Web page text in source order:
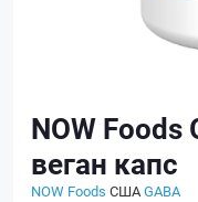
NOW Foods
веган капс
NOW Foods СШАGABA